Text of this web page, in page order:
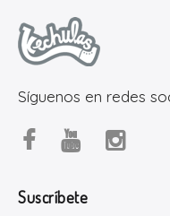
Síguenos en redes
Suscríbete